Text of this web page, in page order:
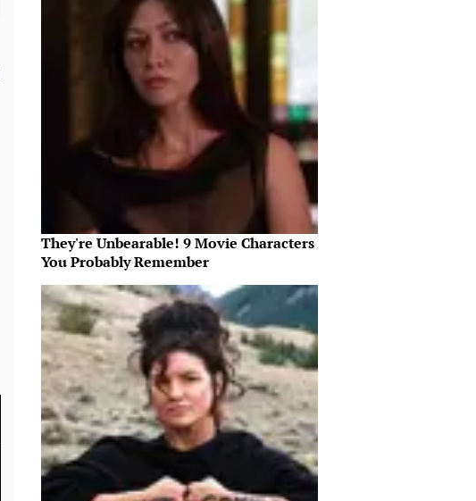
They're Unbearable! 9 Movie Characters
You Probably Remember